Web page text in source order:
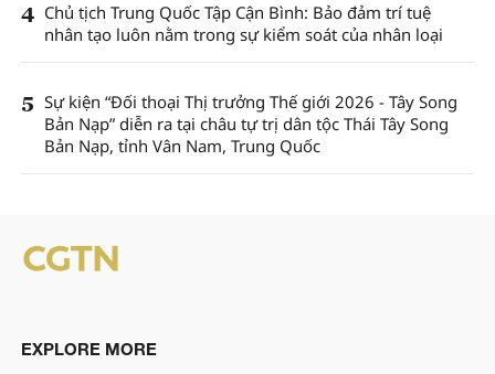
4 Chủ tịch Trung Quốc Tập Cận Bình: Bảo đảm trí tuệ
nhân tạo luôn nằm trong sự kiểm soát của nhân loại
5 Sự kiện “Đối thoại Thị trưởng Thế giới 2026 - Tây Song
Bản Nạp” diễn ra tại châu tự trị dân tộc Thái Tây Song
Bản Nạp, tỉnh Vân Nam, Trung Quốc
EXPLORE MORE